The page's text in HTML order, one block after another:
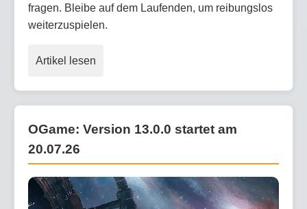
fragen. Bleibe auf dem Laufenden, um reibungslos
weiterzuspielen.
Artikel lesen
OGame: Version 13.0.0 startet am
20.07.26